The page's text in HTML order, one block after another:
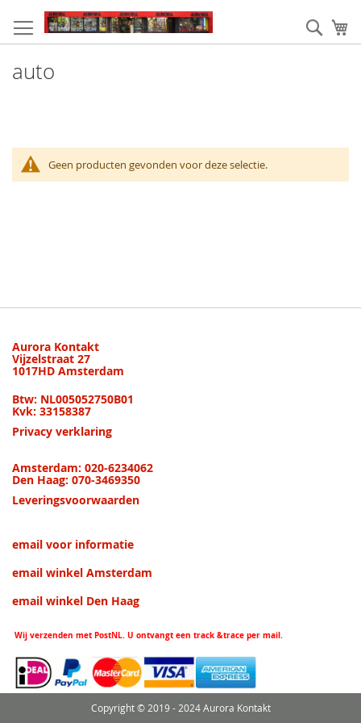
naar
de
Zoek
auto
Geen producten gevonden voor deze selectie.
Aurora Kontakt
Vijzelstraat 27
1017HD Amsterdam
Btw: NL005052750B01
Kvk: 33158387
Privacy verklaring
Amsterdam: 020-6234062
Den Haag: 070-3469350
Leveringsvoorwaarden
email voor informatie
email winkel Amsterdam
email winkel Den Haag
Wij verzenden met PostNL. U ontvangt een track &trace per mail.
Copyright © 2019 - 2024 Aurora Kontakt